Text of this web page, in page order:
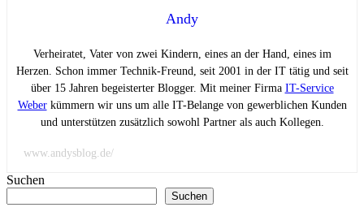
Andy
Verheiratet, Vater von zwei Kindern, eines an der Hand, eines im
Herzen. Schon immer Technik-Freund, seit 2001 in der IT tätig und seit
über 15 Jahren begeisterter Blogger. Mit meiner Firma IT-Service
Weberkümmern wir uns um alle IT-Belange von gewerblichen Kunden
und unterstützen zusätzlich sowohl Partner als auch Kollegen.
www.andysblog.de/
Suchen
Suchen